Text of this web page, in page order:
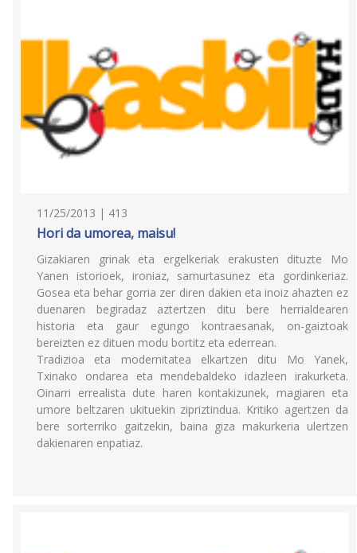
11/25/2013 | 413
Hori da umorea, maisu!
Gizakiaren grinak eta ergelkeriak erakusten dituzte Mo
Yanen istorioek, ironiaz, samurtasunez eta gordinkeriaz.
Gosea eta behar gorria zer diren dakien eta inoiz ahazten ez
duenaren begiradaz aztertzen ditu bere herrialdearen
historia eta gaur egungo kontraesanak, on-gaiztoak
bereizten ez dituen modu bortitz eta ederrean.
Tradizioa eta modernitatea elkartzen ditu Mo Yanek,
Txinako ondarea eta mendebaldeko idazleen irakurketa.
Oinarri errealista dute haren kontakizunek, magiaren eta
umore beltzaren ukituekin zipriztindua. Kritiko agertzen da
bere sorterriko gaitzekin, baina giza makurkeria ulertzen
dakienaren enpatiaz.